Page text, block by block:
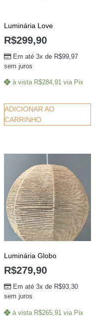
Luminária Love
R$299,90
Em até 3x de R$99,97
sem juros
à vista R$284,91 via Pix
ADICIONAR AO
CARRINHO
Luminária Globo
R$279,90
Em até 3x de R$93,30
sem juros
à vista R$265,91 via Pix